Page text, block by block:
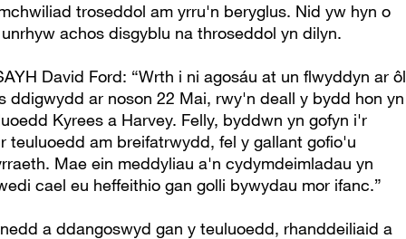
troseddol am yrru'n beryglus. Nid yw hyn o
achos disgyblu na throseddol yn dilyn.
David Ford: “Wrth i ni agosáu at un flwyddyn ar ôl
ddigwydd ar noson 22 Mai, rwy'n deall y bydd hon yn
Kyrees a Harvey. Felly, byddwn yn gofyn i'r
teuluoedd am breifatrwydd, fel y gallant gofio'u
Mae ein meddyliau a'n cydymdeimladau yn
cael eu heffeithio gan golli bywydau mor ifanc.”
a ddangoswyd gan y teuluoedd, rhanddeiliaid a